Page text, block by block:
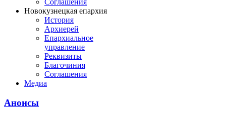
Соглашения
Новокузнецкая епархия
История
Архиерей
Епархиальное
управление
Реквизиты
Благочиния
Соглашения
Медиа
Анонсы